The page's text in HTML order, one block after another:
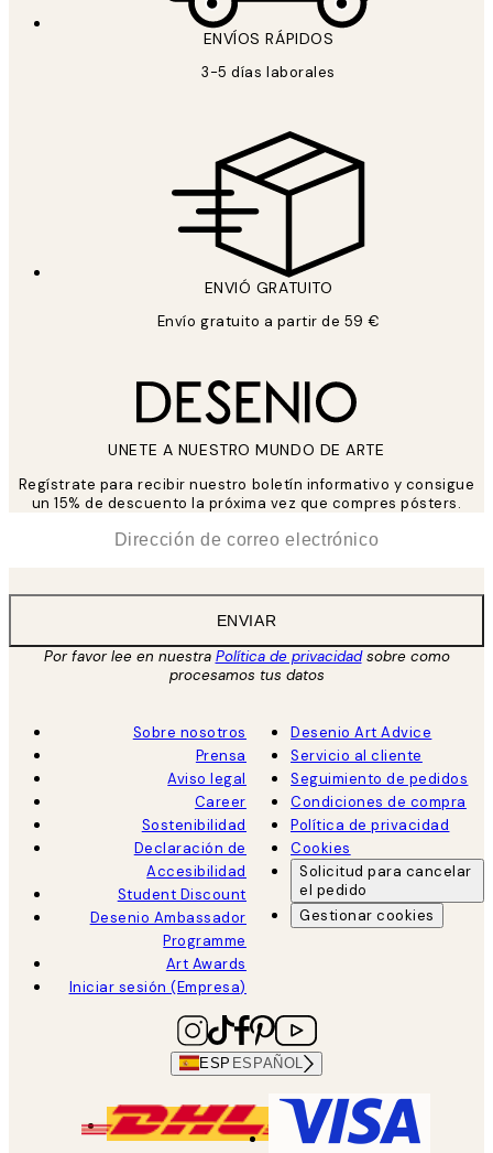
ENVÍOS RÁPIDOS
3-5 días laborales
ENVIÓ GRATUITO
Envío gratuito a partir de 59 €
UNETE A NUESTRO MUNDO DE ARTE
Regístrate para recibir nuestro boletín informativo y consigue
un 15% de descuento la próxima vez que compres pósters.
ENVIAR
Por favor lee en nuestra Política de privacidadsobre como
procesamos tus datos
Sobre nosotros
Prensa
Aviso legal
Career
Sostenibilidad
Declaración de
Accesibilidad
Student Discount
Desenio Ambassador
Programme
Art Awards
Iniciar sesión (Empresa)
Desenio Art Advice
Servicio al cliente
Seguimiento de pedidos
Condiciones de compra
Política de privacidad
Cookies
Solicitud para cancelar
el pedido
Gestionar cookies
ESP ESPAÑOL